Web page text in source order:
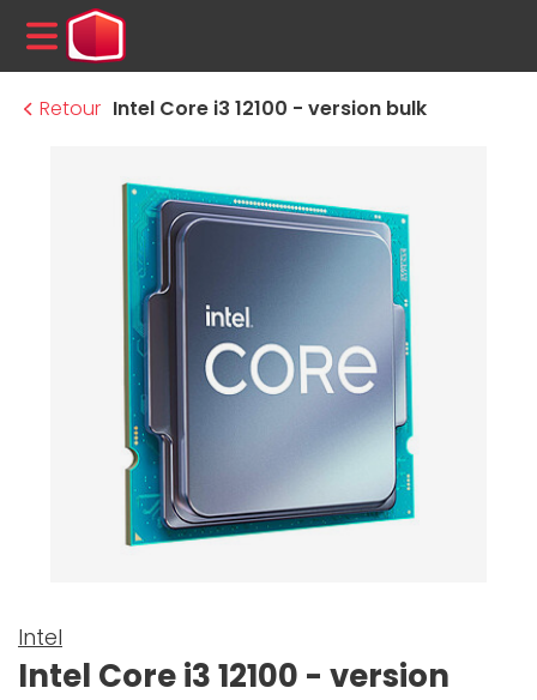
MENU
Retour Intel Core i3 12100 - version bulk
Intel
Intel Core i3 12100 - version